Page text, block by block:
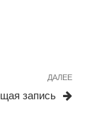
ДАЛЕЕ
запись